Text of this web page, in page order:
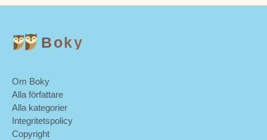
Boky
Om Boky
Alla författare
Alla kategorier
Integritetspolicy
Copyright